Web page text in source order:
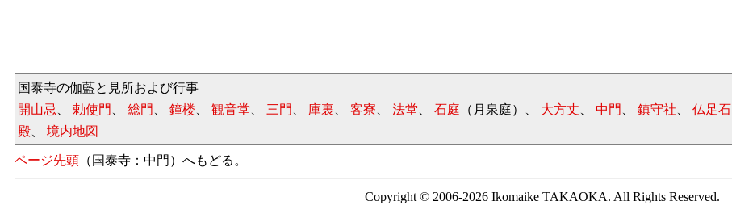
国泰寺の伽藍と見所および行事
開山忌、 勅使門 、 総門 、 鐘楼、 観音堂、 三門 、 庫裏、 客寮、 法堂、 石庭 （月泉庭）、 大方丈、 中門 、 鎮守社、 仏足石
殿、 境内地図
ページ先頭 （国泰寺：中門）へもどる。
Copyright © 2006-2026 Ikomaike TAKAOKA. All Rights Reserved.